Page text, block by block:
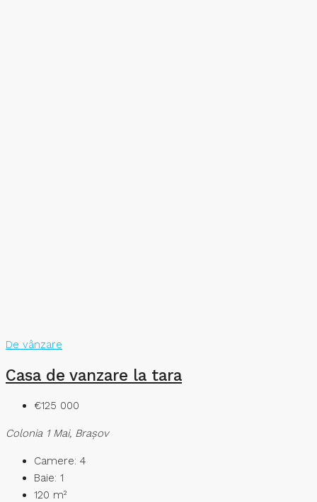
De vânzare
Casa de vanzare la tara
€125 000
Colonia 1 Mai, Brașov
Camere: 4
Baie: 1
120 m²